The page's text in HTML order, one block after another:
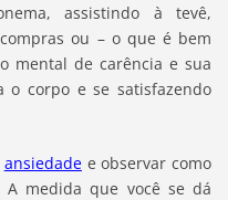
assistindo à tevê,
ou – o que é bem
mental de carência e sua
o corpo e se satisfazendo
ansiedadee observar como
medida que você se dá